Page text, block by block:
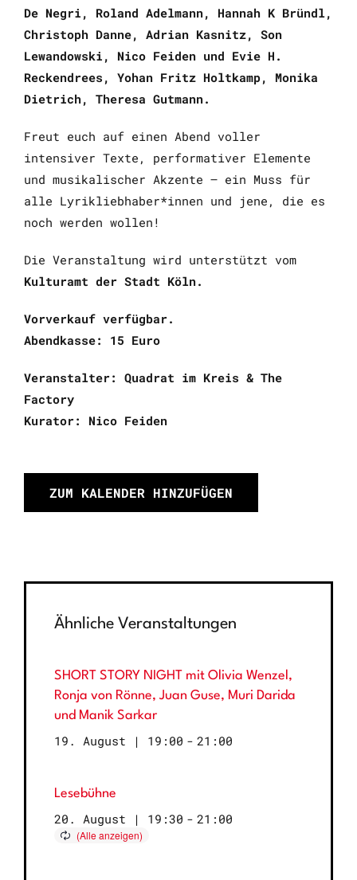
De Negri, Roland Adelmann, Hannah K Bründl,
Christoph Danne, Adrian Kasnitz, Son
Lewandowski, Nico Feiden und Evie H.
Reckendrees, Yohan Fritz Holtkamp, Monika
Dietrich, Theresa Gutmann.
Freut euch auf einen Abend voller
intensiver Texte, performativer Elemente
und musikalischer Akzente – ein Muss für
alle Lyrikliebhaber*innen und jene, die es
noch werden wollen!
Die Veranstaltung wird unterstützt vom
Kulturamt der Stadt Köln.
Vorverkauf verfügbar.
Abendkasse: 15 Euro
Veranstalter: Quadrat im Kreis & The
Factory
Kurator: Nico Feiden
ZUM KALENDER HINZUFÜGEN
Ähnliche Veranstaltungen
SHORT STORY NIGHT mit Olivia Wenzel,
Ronja von Rönne, Juan Guse, Muri Darida
und Manik Sarkar
19. August | 19:00 - 21:00
Lesebühne
20. August | 19:30 - 21:00